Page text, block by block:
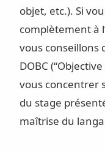
objet, etc.). Si
complètement à
vous conseillons
DOBC
vous concentrer
du stage
maîtrise du